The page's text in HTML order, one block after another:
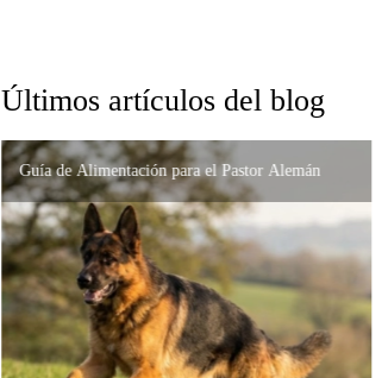
Últimos artículos del blog
Nutrición de Alta Gama para el Gato Persa:
Cómo Prevenir sus Problemas
Guía de Alimentación para el Pastor Alemán Importancia de la Formulación Precisa en
Alteraciones Digestivas
Soporte Urinario y Renal en Gatos: Guía
Completa para el Cuidado de tu Felino